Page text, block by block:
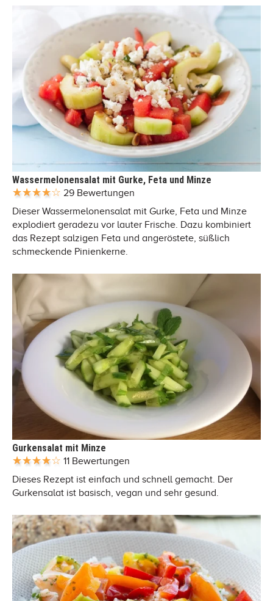
Wassermelonensalat mit Gurke, Feta und Minze
29 Bewertungen
Dieser Wassermelonensalat mit Gurke, Feta und Minze
explodiert geradezu vor lauter Frische. Dazu kombiniert
das Rezept salzigen Feta und angeröstete, süßlich
schmeckende Pinienkerne.
Gurkensalat mit Minze
11 Bewertungen
Dieses Rezept ist einfach und schnell gemacht. Der
Gurkensalat ist basisch, vegan und sehr gesund.